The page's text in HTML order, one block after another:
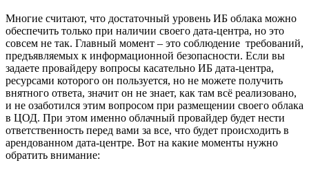
Многие считают, что достаточный уровень ИБ облака можно
обеспечить только при наличии своего дата-центра, но это
совсем не так. Главный момент – это соблюдение требований,
предъявляемых к информационной безопасности. Если вы
задаете провайдеру вопросы касательно ИБ дата-центра,
ресурсами которого он пользуется, но не можете получить
внятного ответа, значит он не знает, как там всё реализовано,
и не озаботился этим вопросом при размещении своего облака
в ЦОД. При этом именно облачный провайдер будет нести
ответственность перед вами за все, что будет происходить в
арендованном дата-центре. Вот на какие моменты нужно
обратить внимание: